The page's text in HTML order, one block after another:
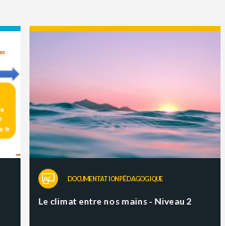
DOCUMENTATION PÉDAGOGIQUE
Le climat entre nos mains - Niveau 2